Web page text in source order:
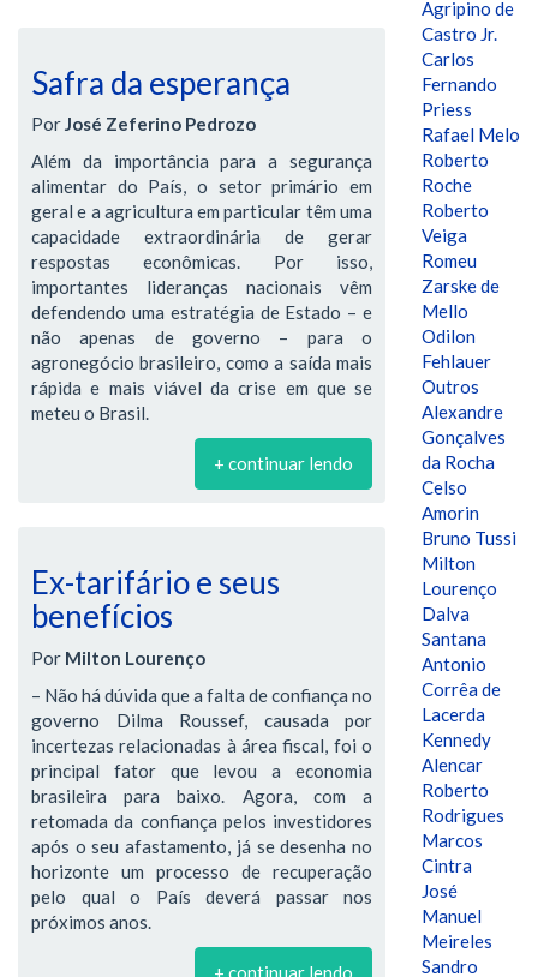
Safra da esperança
PorJosé Zeferino Pedrozo
Além da importância para a segurança
alimentar do País, o setor primário em
geral e a agricultura em particular têm uma
capacidade extraordinária de gerar
respostas econômicas. Por isso,
importantes lideranças nacionais vêm
defendendo uma estratégia de Estado – e
não apenas de governo – para o
agronegócio brasileiro, como a saída mais
rápida e mais viável da crise em que se
meteu o Brasil.
+ continuar lendo
Ex-tarifário e seus
benefícios
Por Milton Lourenço
– Não há dúvida que a falta de confiança no
governo Dilma Roussef, causada por
incertezas relacionadas à área fiscal, foi o
principal fator que levou a economia
brasileira para baixo. Agora, com a
retomada da confiança pelos investidores
após o seu afastamento, já se desenha no
horizonte um processo de recuperação
pelo qual o País deverá passar nos
próximos anos.
+ continuar lendo
Agripino de
Castro Jr.
Carlos
Fernando
Priess
Rafael Melo
Roberto
Roche
Roberto
Veiga
Romeu
Zarske de
Mello
Odilon
Fehlauer
Outros
Alexandre
Gonçalves
da Rocha
Celso
Amorin
Bruno Tussi
Milton
Lourenço
Dalva
Santana
Antonio
Corrêa de
Lacerda
Kennedy
Alencar
Roberto
Rodrigues
Marcos
Cintra
José
Manuel
Meireles
Sandro